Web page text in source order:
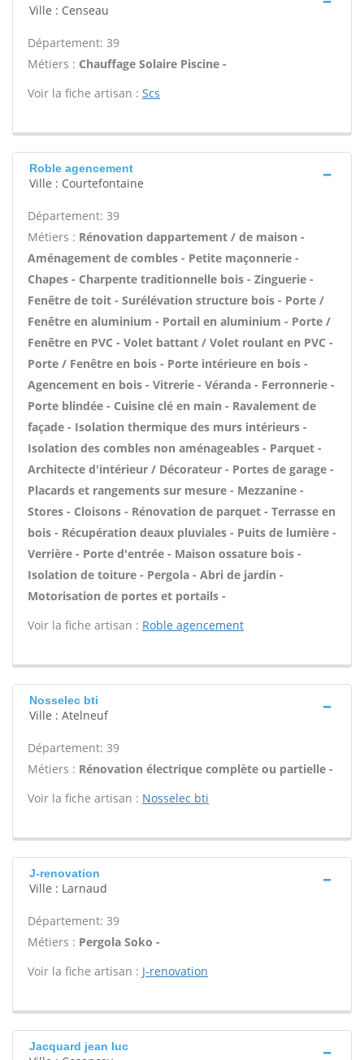
Ville : Censeau
Département: 39
Métiers : Chauffage Solaire Piscine -
Voir la fiche artisan : Scs
Roble agencement
Ville : Courtefontaine
Département: 39
Métiers : Rénovation dappartement / de maison -
Aménagement de combles - Petite maçonnerie -
Chapes - Charpente traditionnelle bois - Zinguerie -
Fenêtre de toit - Surélévation structure bois - Porte /
Fenêtre en aluminium - Portail en aluminium - Porte /
Fenêtre en PVC - Volet battant / Volet roulant en PVC -
Porte / Fenêtre en bois - Porte intérieure en bois -
Agencement en bois - Vitrerie - Véranda - Ferronnerie -
Porte blindée - Cuisine clé en main - Ravalement de
façade - Isolation thermique des murs intérieurs -
Isolation des combles non aménageables - Parquet -
Architecte d'intérieur / Décorateur - Portes de garage -
Placards et rangements sur mesure - Mezzanine -
Stores - Cloisons - Rénovation de parquet - Terrasse en
bois - Récupération deaux pluviales - Puits de lumière -
Verrière - Porte d'entrée - Maison ossature bois -
Isolation de toiture - Pergola - Abri de jardin -
Motorisation de portes et portails -
Voir la fiche artisan : Roble agencement
Nosselec bti
Ville : Atelneuf
Département: 39
Métiers : Rénovation électrique complète ou partielle -
Voir la fiche artisan : Nosselec bti
J-renovation
Ville : Larnaud
Département: 39
Métiers : Pergola Soko -
Voir la fiche artisan : J-renovation
Jacquard jean luc